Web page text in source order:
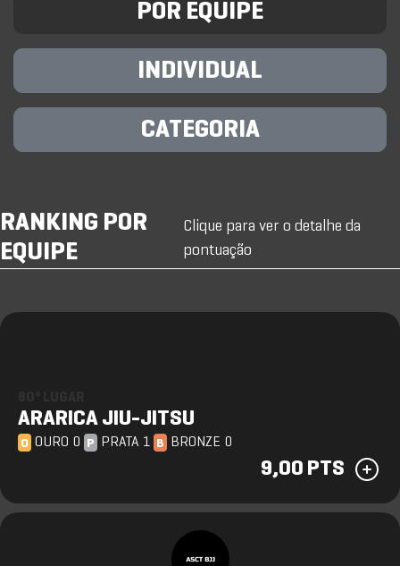
POR EQUIPE
INDIVIDUAL
CATEGORIA
RANKING POR
EQUIPE
Clique para ver o detalhe da
pontuação
ARARICA JIU-JITSU
O OURO 0 P PRATA 1 B BRONZE 0
9,00 PTS